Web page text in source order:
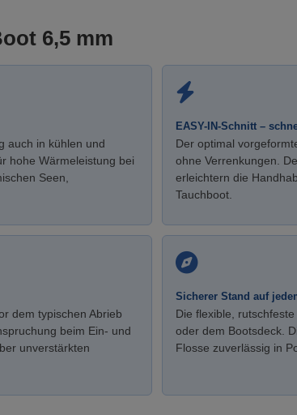
6,5 mm
auch in kühlen und
hohe Wärmeleistung bei
Seen,
EASY-IN-Schnitt –
Der optimal
ohne Verrenkungen.
erleichtern die
Tauchboot.
dem typischen Abrieb
beim Ein- und
unverstärkten
Sicherer Stand auf
Die flexible,
oder dem Bootsdeck.
Flosse zuverlässig in